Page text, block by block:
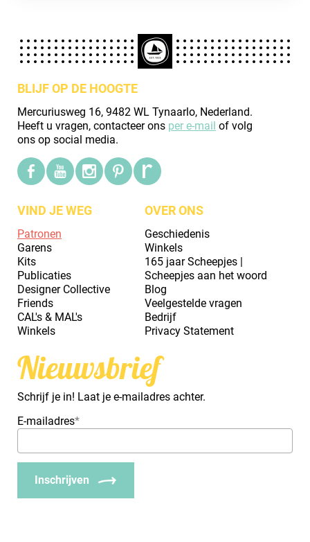
BLIJF OP DE HOOGTE
Mercuriusweg 16, 9482 WL Tynaarlo, Nederland.
Heeft u vragen, contacteer ons per e-mail of volg
ons op social media.
VIND JE WEG
Patronen
Garens
Kits
Publicaties
Designer Collective
Friends
CAL's & MAL's
Winkels
OVER ONS
Geschiedenis
Winkels
165 jaar Scheepjes |
Scheepjes aan het woord
Blog
Veelgestelde vragen
Bedrijf
Privacy Statement
Nieuwsbrief
Schrijf je in! Laat je e-mailadres achter.
E-mailadres*
Inschrijven